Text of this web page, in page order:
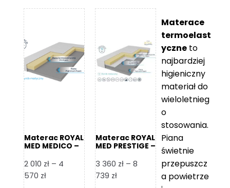
od
do
8
865 zł
Materac ROYAL
MED MEDICO –
2 010 zł – 4
570 złZakres
Materac ROYAL
MED PRESTIGE –
3 360 zł – 8
739 złZakres
Materace
termoelast
yczne to
najbardziej
higieniczny
materiał do
wieloletnieg
o
stosowania.
Piana
świetnie
przepuszcz
a powietrze